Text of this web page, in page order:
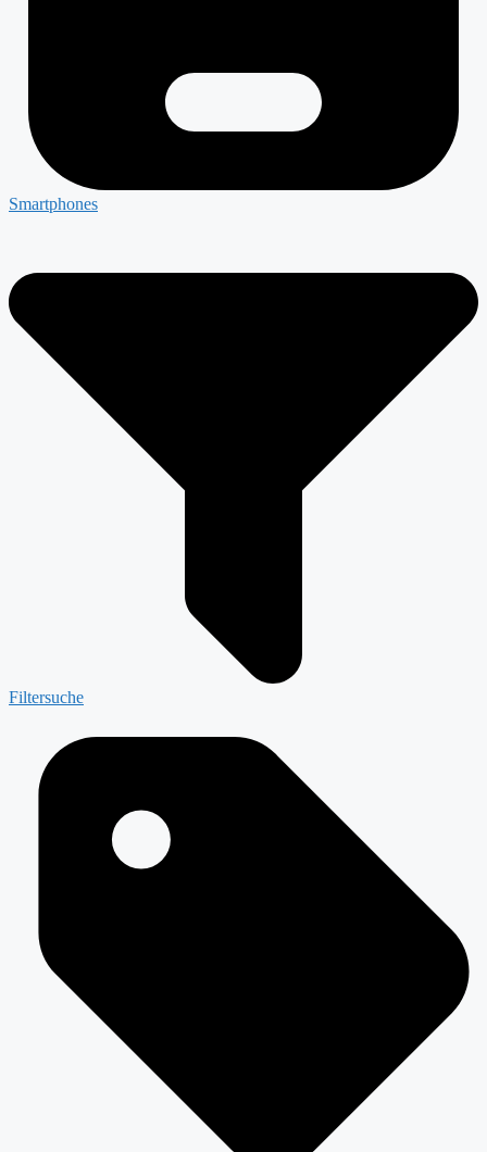
Smartphones
Filtersuche